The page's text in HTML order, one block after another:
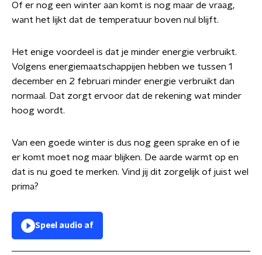
Of er nog een winter aan komt is nog maar de vraag,
want het lijkt dat de temperatuur boven nul blijft.
Het enige voordeel is dat je minder energie verbruikt.
Volgens energiemaatschappijen hebben we tussen 1
december en 2 februari minder energie verbruikt dan
normaal. Dat zorgt ervoor dat de rekening wat minder
hoog wordt.
Van een goede winter is dus nog geen sprake en of ie
er komt moet nog maar blijken. De aarde warmt op en
dat is nu goed te merken. Vind jij dit zorgelijk of juist wel
prima?
Speel audio af